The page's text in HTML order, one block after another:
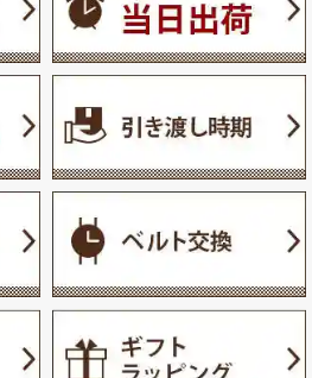
ップ